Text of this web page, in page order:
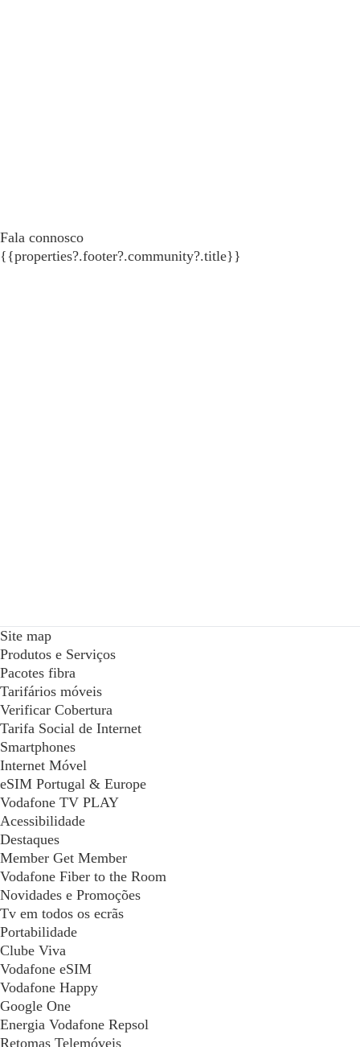
Fala connosco
{{properties?.footer?.community?.title}}
Site map
Produtos e Serviços
Pacotes fibra
Tarifários móveis
Verificar Cobertura
Tarifa Social de Internet
Smartphones
Internet Móvel
eSIM Portugal & Europe
Vodafone TV PLAY
Acessibilidade
Destaques
Member Get Member
Vodafone Fiber to the Room
Novidades e Promoções
Tv em todos os ecrãs
Portabilidade
Clube Viva
Vodafone eSIM
Vodafone Happy
Google One
Energia Vodafone Repsol
Retomas Telemóveis